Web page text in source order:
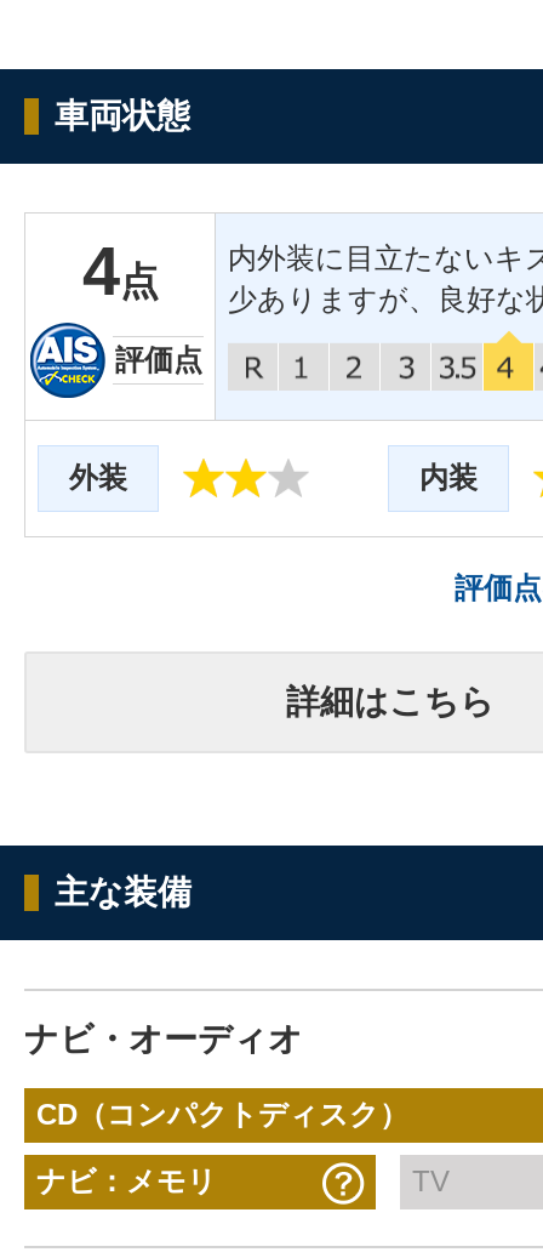
車両状態
4点
評価点
内外装に目立たないキ
少ありますが、良好な
外装 内装
評価
詳細はこちら
主な装備
ナビ・オーディオ
CD（コンパクトディスク）
ナビ：メモリ TV